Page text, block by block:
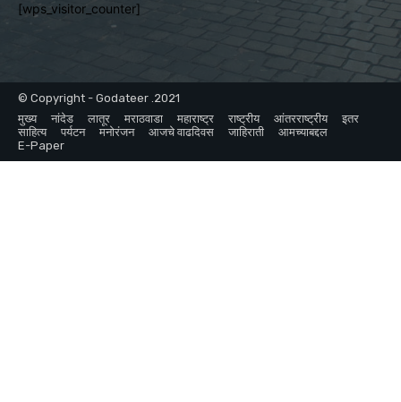
[wps_visitor_counter]
© Copyright - Godateer .2021
मुख्य
नांदेड लातूर मराठवाडा महाराष्ट्र राष्ट्रीय आंतरराष्ट्रीय
इतर
साहित्य
पर्यटन मनोरंजन आजचे वाढदिवस जाहिराती
आमच्याबद्दल
E-Paper